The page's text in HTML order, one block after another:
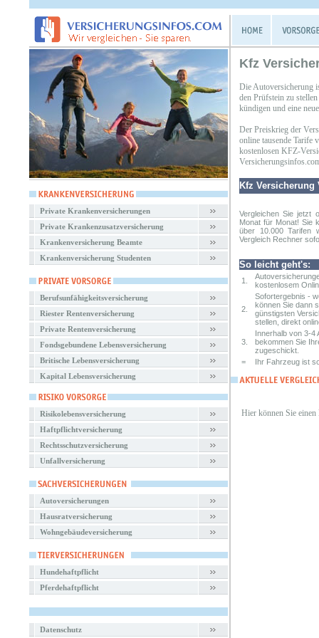
Private Krankenversicherungen
Private Krankenzusatzversicherung
Krankenversicherung Beamte
Krankenversicherung Studenten
Berufsunfähigkeitsversicherung
Riester Rentenversicherung
Private Rentenversicherung
Fondsgebundene Lebensversicherung
Britische Lebensversicherung
Kapital Lebensversicherung
Risikolebensversicherung
Haftpflichtversicherung
Rechtsschutzversicherung
Unfallversicherung
Autoversicherungen
Hausratversicherung
Wohngebäudeversicherung
Hundehaftpflicht
Pferdehaftpflicht
Datenschutz
Kfz
Die Autoversicherung
den Prüfstein zu
kündigen und eine
Der Preiskrieg der
online tausende Tarife
kostenlosen KFZ-
Kfz Versicherung
Vergleichen Sie jetzt
Monat für Monat! Sie
über 10.000 Tarifen
Vergleich Rechner
So leicht geht's:
1.
kostenlosem
2.
Sofortergebnis -
können Sie dann
günstigsten
stellen, direkt
3.
Innerhalb von 3-4
bekommen Sie
zugeschickt.
=
Ihr Fahrzeug ist
Hier können Sie